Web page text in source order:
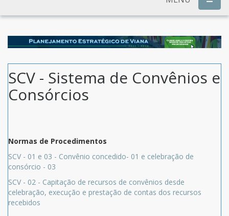
VIANA
ES
SCV - Sistema de Convênios e
Consórcios
Normas de Procedimentos
SCV - 01 e 03 - Convênio concedido- 01 e celebração de
consórcio - 03
SCV - 02 - Capitação de recursos de convênios desde
celebração, execução e prestação de contas dos recursos
recebidos